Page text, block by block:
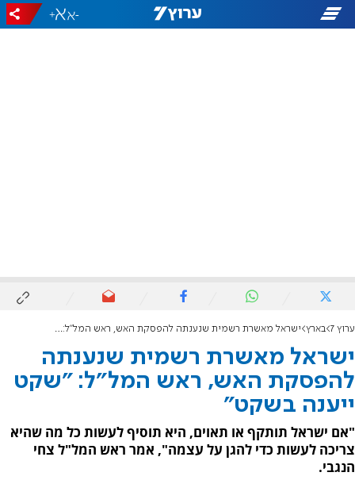
-
+
ערוץ 7 בארץ ישראל מאשרת רשמית שנענתה להפסקת האש, ראש המל"ל: "שקט ייענה בשקט"
ישראל מאשרת רשמית שנענתה
להפסקת האש, ראש המל"ל: "שקט
ייענה בשקט"
"אם ישראל תותקף או תאוים, היא תוסיף לעשות כל מה שהיא
צריכה לעשות כדי להגן על עצמה", אמר ראש המל"ל צחי
הנגבי.